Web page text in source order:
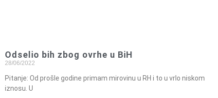
Odselio bih zbog ovrhe u BiH
28/06/2022
Pitanje: Od prošle godine primam mirovinu u RH i to u vrlo niskom
iznosu. U